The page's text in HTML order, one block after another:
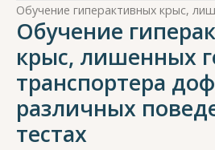
Обучение
крыс, лишенных
транспортера
различных
тестах